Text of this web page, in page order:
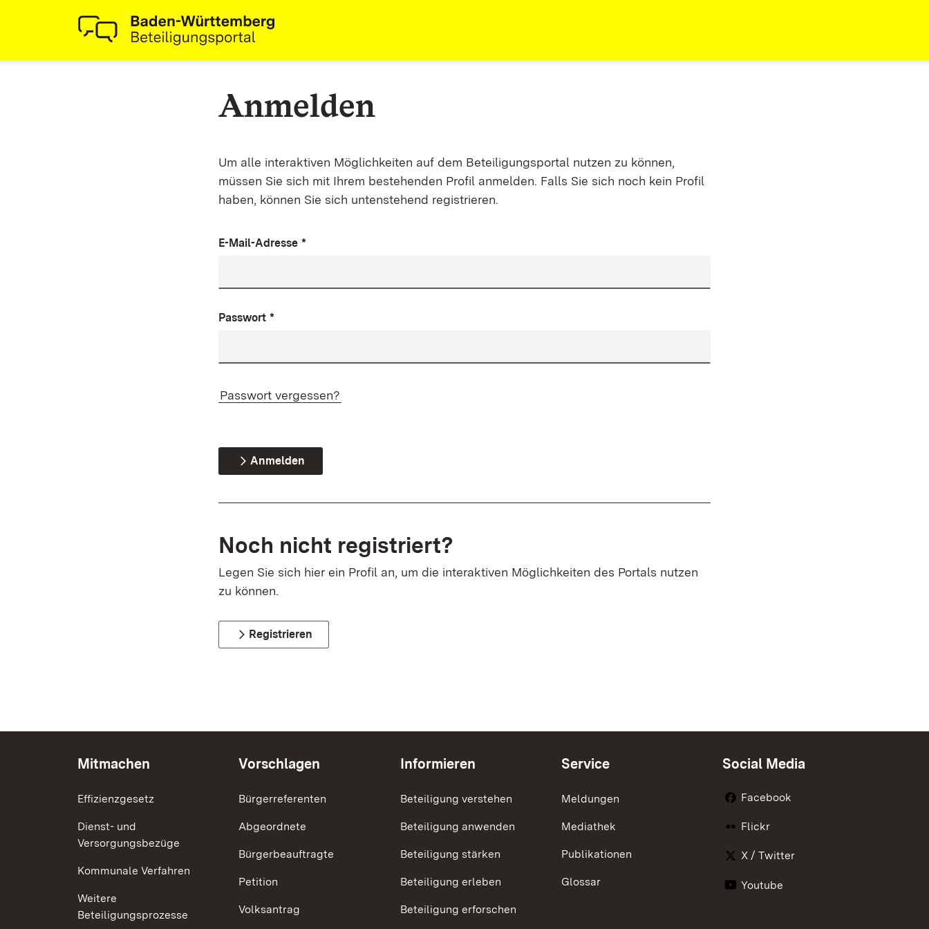
Anmelden
Um alle interaktiven Möglichkeiten auf dem Beteiligungsportal nutzen zu können,
müssen Sie sich mit Ihrem bestehenden Profil anmelden. Falls Sie sich noch kein Profil
haben, können Sie sich untenstehend registrieren.
E-Mail-Adresse *
Passwort *
Passwort vergessen?
Anmelden
Noch nicht registriert?
Legen Sie sich hier ein Profil an, um die interaktiven Möglichkeiten des Portals nutzen
zu können.
Registrieren
Mitmachen
Effizienzgesetz
Dienst- und
Versorgungsbezüge
Kommunale Verfahren
Weitere
Beteiligungsprozesse
Vorschlagen
Bürgerreferenten
Abgeordnete
Bürgerbeauftragte
Petition
Volksantrag
Informieren
Beteiligung verstehen
Beteiligung anwenden
Beteiligung stärken
Beteiligung erleben
Beteiligung erforschen
Service
Meldungen
Mediathek
Publikationen
Glossar
Social Media
Facebook
Flickr
X / Twitter
Youtube